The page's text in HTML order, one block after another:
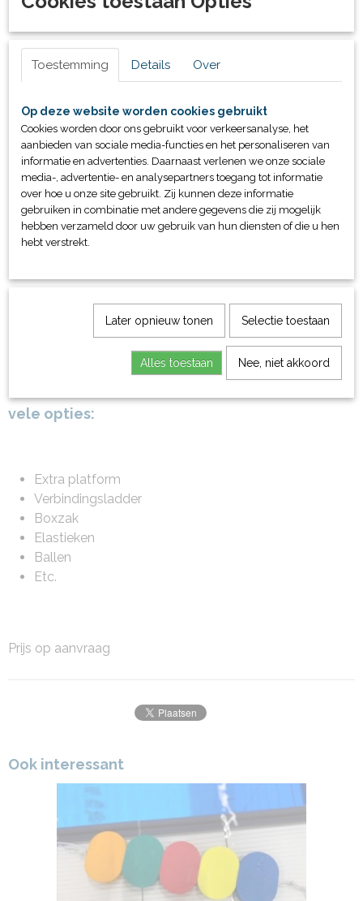
Een drijvend platform
Een aquapole met zuignappen als verankering op de
Een workout plek met zitting voor been en
buikspieroefeningen
Een pull-up bar
Een elastische band en power belt voor ren/
zwemoefeningen
Twee elastieken met handgrepen voor oefeningen
voor het bovenlichaam
Vier handgrepen op de hoeken voor verschillende
De basismodule kan aangevuld worden met
vele opties:
Extra platform
Verbindingsladder
Boxzak
Elastieken
Ballen
Etc.
Prijs op aanvraag
Ook interessant
Toestemming Details Over
Op deze website worden cookies gebruikt
Cookies worden door ons gebruikt voor verkeersanalyse, het
aanbieden van sociale media-functies en het personaliseren van
informatie en advertenties. Daarnaast verlenen we onze sociale
media-, advertentie- en analysepartners toegang tot informatie
over hoe u onze site gebruikt. Zij kunnen deze informatie
gebruiken in combinatie met andere gegevens die zij mogelijk
hebben verzameld door uw gebruik van hun diensten of die u hen
hebt verstrekt.
Later opnieuw tonen Selectie toestaan
Alles toestaan Nee, niet akkoord